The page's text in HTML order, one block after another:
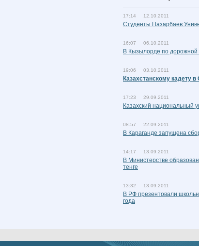
17:14 12.10.2011
Студенты Назарбаев
16:07 06.10.2011
В Кызылорде по дорожной
19:06 03.10.2011
Казахстанскому кадету
17:23 29.09.2011
Казахский национальный
08:57 22.09.2011
В Караганде запущена
14:17 13.09.2011
В Министерстве
тенге
13:32 13.09.2011
В РФ презентовали
года